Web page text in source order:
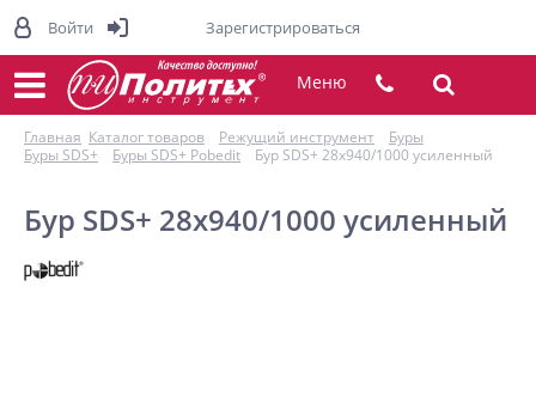
Меню
Главная Каталог товаров Режущий инструмент
Буры
Буры SDS+
Буры SDS+ Pobedit Бур SDS+ 28x940/1000 усиленный
Бур SDS+ 28x940/1000 усиленный
Войти Зарегистрироваться